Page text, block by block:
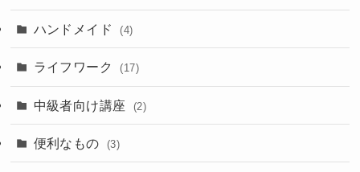
ハンドメイド (4)
ライフワーク (17)
中級者向け講座 (2)
便利なもの (3)